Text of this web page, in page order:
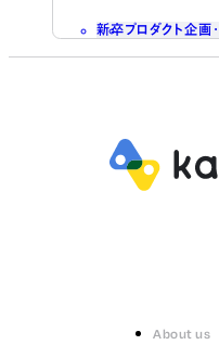
新卒プロダクト企画
About us